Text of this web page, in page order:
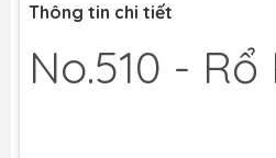
Thông tin chi tiết
No.510 -